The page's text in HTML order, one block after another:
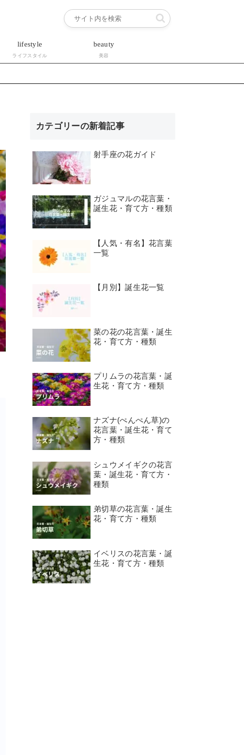
lifestyle
ライフスタイル
beauty
美容
カテゴリーの新着記事
射手座の花ガイド
ガジュマルの花言葉・
誕生花・育て方・種類
【人気・有名】花言葉
一覧
【月別】誕生花一覧
菜の花の花言葉・誕生
花・育て方・種類
プリムラの花言葉・誕
生花・育て方・種類
ナズナ(ぺんぺん草)の
花言葉・誕生花・育て
方・種類
シュウメイギクの花言
葉・誕生花・育て方・
種類
弟切草の花言葉・誕生
花・育て方・種類
イベリスの花言葉・誕
生花・育て方・種類